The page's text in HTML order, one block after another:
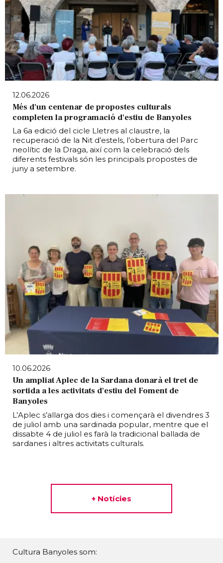
12.06.2026
Més d'un centenar de propostes culturals
completen la programació d'estiu de Banyoles
La 6a edició del cicle Lletres al claustre, la
recuperació de la Nit d’estels, l’obertura del Parc
neolític de la Draga, així com la celebració dels
diferents festivals són les principals propostes de
juny a setembre.
10.06.2026
Un ampliat Aplec de la Sardana donarà el tret de
sortida a les activitats d'estiu del Foment de
Banyoles
L’Aplec s’allarga dos dies i començarà el divendres 3
de juliol amb una sardinada popular, mentre que el
dissabte 4 de juliol es farà la tradicional ballada de
sardanes i altres activitats culturals.
+ Notícies
Cultura Banyoles som: